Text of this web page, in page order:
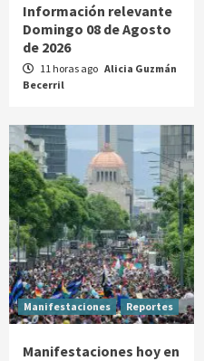
Información relevante
Domingo 08 de Agosto
de 2026
11 horas ago Alicia Guzmán
Becerril
Manifestaciones Reportes
Manifestaciones hoy en